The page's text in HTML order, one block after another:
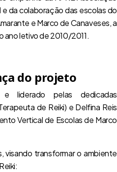
da colaboração das escolas do
e Marco de Canaveses, a
ano letivo de 2010/2011.
do projeto
liderado pelas dedicadas
de Reiki) e Delfina Reis
Vertical de Escolas de Marco
visando transformar o ambiente